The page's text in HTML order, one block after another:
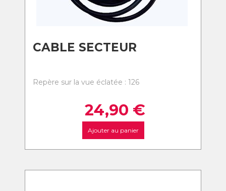
CABLE SECTEUR
Repère sur la vue éclatée : 126
24,90 €
Ajouter au panier